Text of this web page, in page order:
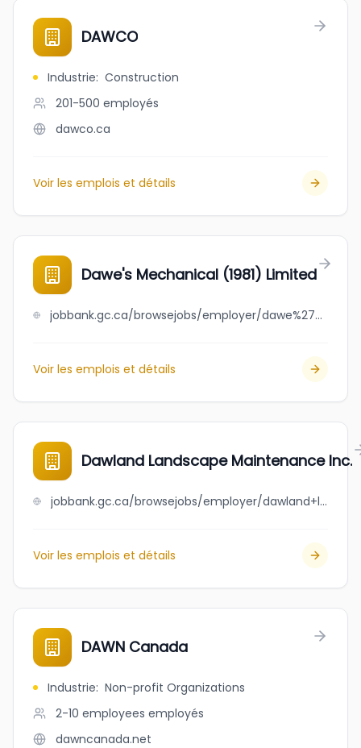
DAWCO
Industrie: Construction
201-500 employés
dawco.ca
Voir les emplois et détails
Dawe's Mechanical (1981) Limited
jobbank.gc.ca/browsejobs/employer/dawe%27s+mechanical+%281981%29+limited/ca
Voir les emplois et détails
Dawland Landscape Maintenance Inc.
jobbank.gc.ca/browsejobs/employer/dawland+landscape+maintenance+inc./ca
Voir les emplois et détails
DAWN Canada
Industrie: Non-profit Organizations
2-10 employees employés
dawncanada.net